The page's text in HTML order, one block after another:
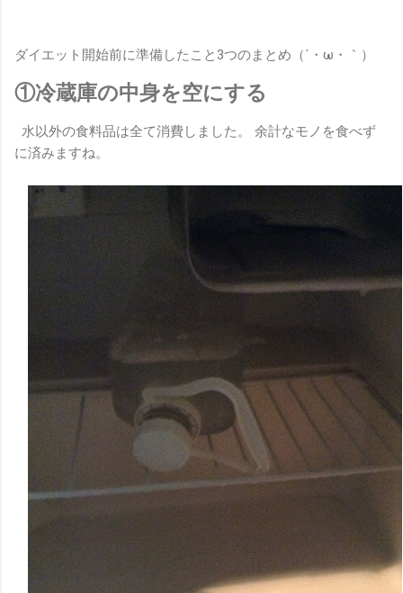
ダイエット開始前に準備したこと3つのまとめ（´・ω・｀）
①冷蔵庫の中身を空にする
水以外の食料品は全て消費しました。 余計なモノを食べず
に済みますね。